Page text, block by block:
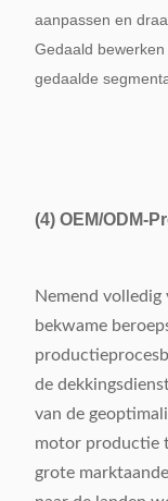
aanpassen en
Gedaald
gedaalde
(4) OEM/ODM-
Nemend volledig
bekwame
de
van de
motor productie
grote